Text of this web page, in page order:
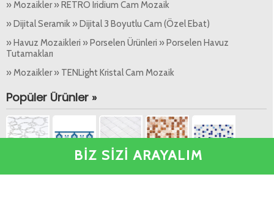
BİZ SİZİ ARAYALIM
» Mozaikler » RETRO Iridium Cam Mozaik
» Dijital Seramik » Dijital 3 Boyutlu Cam (Özel Ebat)
» Havuz Mozaikleri » Porselen Ürünleri » Porselen Havuz
Tutamakları
» Mozaikler » TENLight Kristal Cam Mozaik
Popüler Ürünler »